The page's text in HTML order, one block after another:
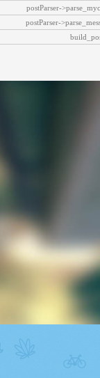
postParser-
postParser-